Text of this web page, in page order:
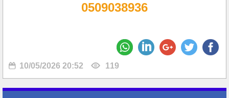
0509038936
10/05/2026 20:52 119